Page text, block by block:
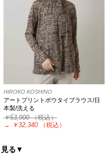
HIROKO KOSHINO
アートプリントボウタイブラウス/日
本製/洗える
￥53,900（税込）
→
￥32,340 （税込）
見る▼